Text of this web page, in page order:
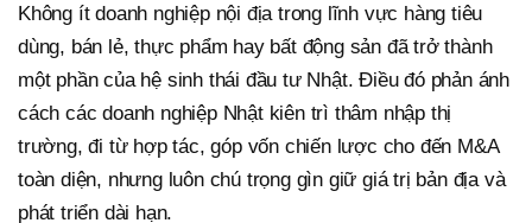
Không ít doanh nghiệp nội địa trong lĩnh vực hàng tiêu
dùng, bán lẻ, thực phẩm hay bất động sản đã trở thành
một phần của hệ sinh thái đầu tư Nhật. Điều đó phản ánh
cách các doanh nghiệp Nhật kiên trì thâm nhập thị
trường, đi từ hợp tác, góp vốn chiến lược cho đến M&A
toàn diện, nhưng luôn chú trọng gìn giữ giá trị bản địa và
phát triển dài hạn.